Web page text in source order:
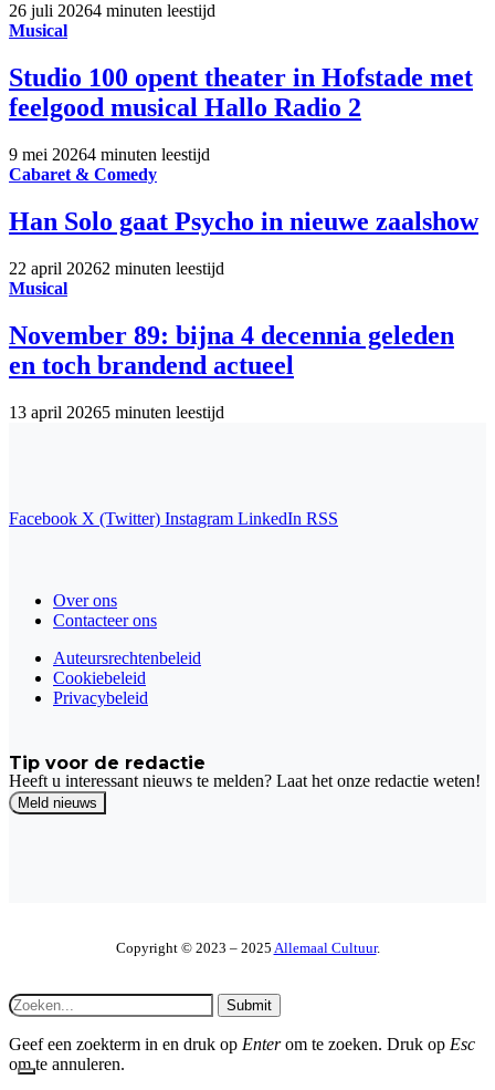
26 juli 20264 minuten leestijd
Musical
Studio 100 opent theater in Hofstade met
feelgood musical Hallo Radio 2
9 mei 20264 minuten leestijd
Cabaret & Comedy
Han Solo gaat Psycho in nieuwe zaalshow
22 april 20262 minuten leestijd
Musical
November 89: bijna 4 decennia geleden
en toch brandend actueel
13 april 20265 minuten leestijd
Facebook X (Twitter) Instagram LinkedIn RSS
Over ons
Contacteer ons
Auteursrechtenbeleid
Cookiebeleid
Privacybeleid
Tip voor de redactie
Heeft u interessant nieuws te melden? Laat het onze redactie weten!
Copyright © 2023 – 2025 Allemaal Cultuur.
Submit
Geef een zoekterm in en druk op Enterom te zoeken. Druk op Esc
om te annuleren.